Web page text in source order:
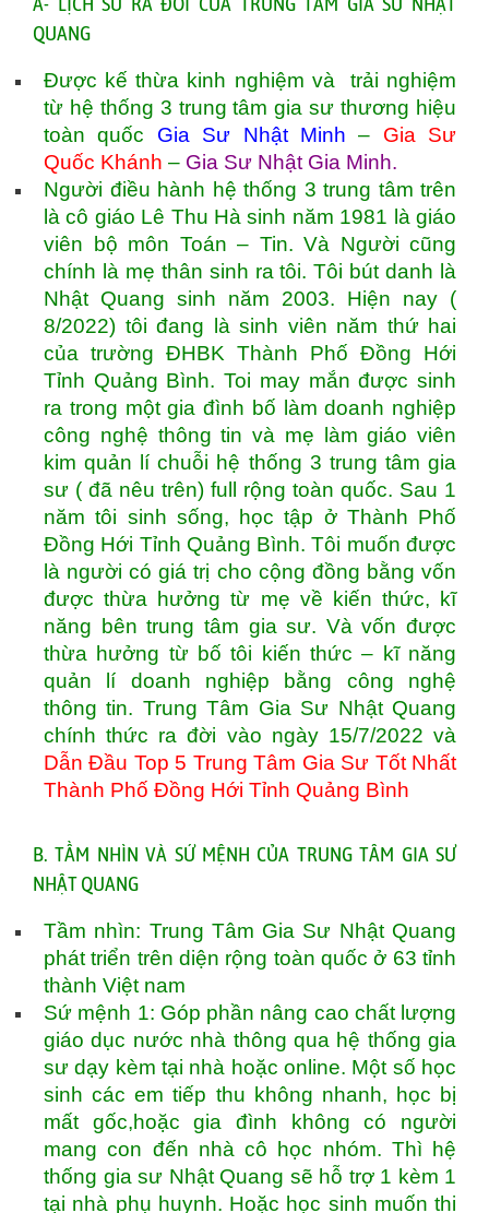
QUANG
Được kế thừa kinh nghiệm và trải nghiệm
từ hệ thống 3 trung tâm gia sư thương hiệu
toàn quốc Gia Sư Nhật Minh –
Gia Sư
Quốc Khánh – Gia Sư Nhật Gia Minh.
Người điều hành hệ thống 3 trung tâm trên
là cô giáo Lê Thu Hà sinh năm 1981 là giáo
viên bộ môn Toán – Tin. Và Người cũng
chính là mẹ thân sinh ra tôi. Tôi bút danh là
Nhật Quang sinh năm 2003. Hiện nay (
8/2022) tôi đang là sinh viên năm thứ hai
của trường ĐHBK Thành Phố Đồng Hới
Tỉnh Quảng Bình. Toi may mắn được sinh
ra trong một gia đình bố làm doanh nghiệp
công nghệ thông tin và mẹ làm giáo viên
kim quản lí chuỗi hệ thống 3 trung tâm gia
sư ( đã nêu trên) full rộng toàn quốc. Sau 1
năm tôi sinh sống, học tập ở Thành Phố
Đồng Hới Tỉnh Quảng Bình. Tôi muốn được
là người có giá trị cho cộng đồng bằng vốn
được thừa hưởng từ mẹ về kiến thức, kĩ
năng bên trung tâm gia sư. Và vốn được
thừa hưởng từ bố tôi kiến thức – kĩ năng
quản lí doanh nghiệp bằng công nghệ
thông tin. Trung Tâm Gia Sư Nhật Quang
chính thức ra đời vào ngày 15/7/2022 và
Dẫn Đầu Top 5 Trung Tâm Gia Sư Tốt Nhất
Thành Phố Đồng Hới Tỉnh Quảng Bình
B. TẦM NHÌN VÀ SỨ MỆNH CỦA TRUNG TÂM GIA SƯ
NHẬT QUANG
Tầm nhìn: Trung Tâm Gia Sư Nhật Quang
phát triển trên diện rộng toàn quốc ở 63 tỉnh
thành Việt nam
Sứ mệnh 1: Góp phần nâng cao chất lượng
giáo dục nước nhà thông qua hệ thống gia
sư dạy kèm tại nhà hoặc online. Một số học
sinh các em tiếp thu không nhanh, học bị
mất gốc,hoặc gia đình không có người
mang con đến nhà cô học nhóm. Thì hệ
thống gia sư Nhật Quang sẽ hỗ trợ 1 kèm 1
tại nhà phụ huynh. Hoặc học sinh muốn thi